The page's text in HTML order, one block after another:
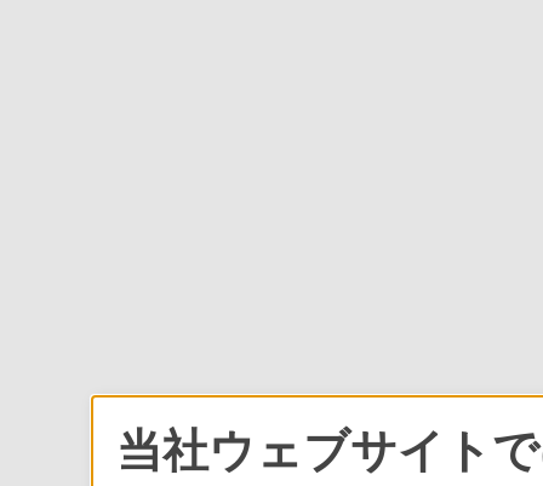
当社ウェブサイト